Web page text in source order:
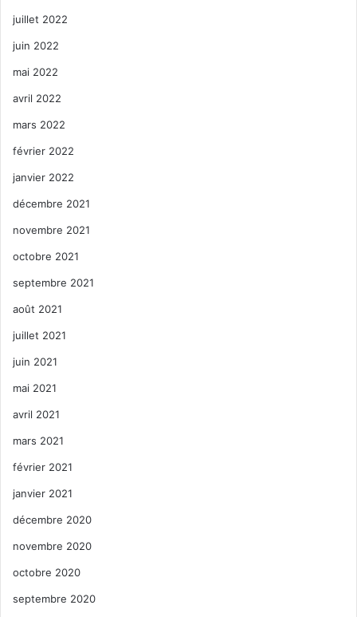
juillet 2022
juin 2022
mai 2022
avril 2022
mars 2022
février 2022
janvier 2022
décembre 2021
novembre 2021
octobre 2021
septembre 2021
août 2021
juillet 2021
juin 2021
mai 2021
avril 2021
mars 2021
février 2021
janvier 2021
décembre 2020
novembre 2020
octobre 2020
septembre 2020